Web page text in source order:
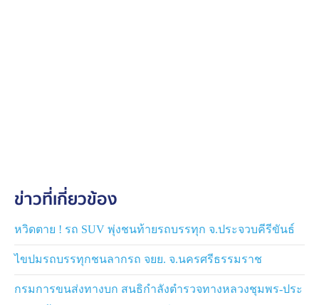
ข่าวที่เกี่ยวข้อง
หวิดตาย ! รถ SUV พุ่งชนท้ายรถบรรทุก จ.ประจวบคีรีขันธ์
ไขปมรถบรรทุกชนลากรถ จยย. จ.นครศรีธรรมราช
กรมการขนส่งทางบก สนธิกำลังตำรวจทางหลวงชุมพร-ประ